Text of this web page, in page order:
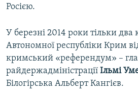
Росією.
У березні 2014 роки тільки два
Автономної республіки Крим
кримський «референдум» –
райдержадміністрації Ільмі
Білогірська Альберт Кангієв.